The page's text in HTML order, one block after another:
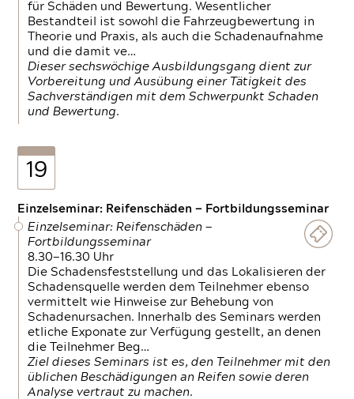
für Schäden und Bewertung. Wesentlicher
Bestandteil ist sowohl die Fahrzeugbewertung in
Theorie und Praxis, als auch die Schadenaufnahme
und die damit ve…
Dieser sechswöchige Ausbildungsgang dient zur
Vorbereitung und Ausübung einer Tätigkeit des
Sachverständigen mit dem Schwerpunkt Schaden
und Bewertung.
19
Einzelseminar: Reifenschäden — Fortbildungsseminar
Einzelseminar: Reifenschäden —
Fortbildungsseminar
8.30—16.30 Uhr
Die Schadensfeststellung und das Lokalisieren der
Schadensquelle werden dem Teilnehmer ebenso
vermittelt wie Hinweise zur Behebung von
Schadenursachen. Innerhalb des Seminars werden
etliche Exponate zur Verfügung gestellt, an denen
die Teilnehmer Beg…
Ziel dieses Seminars ist es, den Teilnehmer mit den
üblichen Beschädigungen an Reifen sowie deren
Analyse vertraut zu machen.